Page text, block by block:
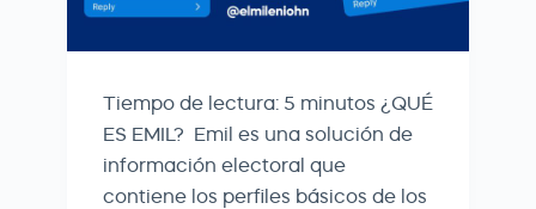
Tiempo de lectura: 5 minutos ¿QUÉ
ES EMIL? Emil es una solución de
información electoral que
contiene los perfiles básicos de los